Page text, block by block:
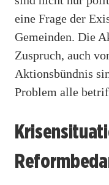
eine Frage der
Gemeinden. Die
Zuspruch, auch
Aktionsbündnis
Problem alle